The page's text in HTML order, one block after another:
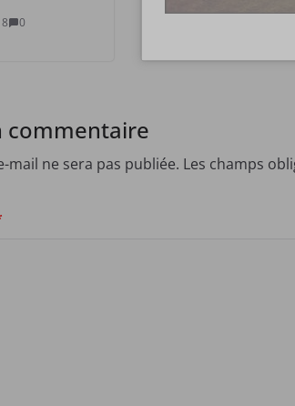
0
commentaire
mail ne sera pas publiée. Les champs